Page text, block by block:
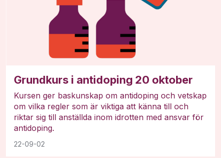
Grundkurs i antidoping 20 oktober
22-09-02
Kursen ger baskunskap om antidoping och vetskap
om vilka regler som är viktiga att känna till och
riktar sig till anställda inom idrotten med ansvar för
antidoping.